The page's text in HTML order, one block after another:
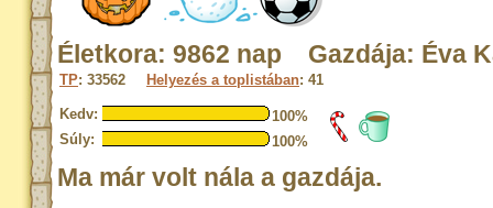
Életkora: 9862 nap Gazdája: Éva
TP: 33562 Helyezés a toplistában: 41
Kedv:
100%
Súly:
100%
Ma már volt nála a gazdája.